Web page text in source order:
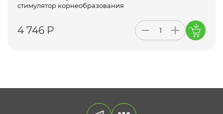
стимулятор корнеобразования
4 746 Р